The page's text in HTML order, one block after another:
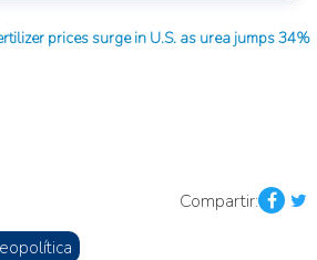
prices surge in U.S. as urea jumps 34%
Compartir: